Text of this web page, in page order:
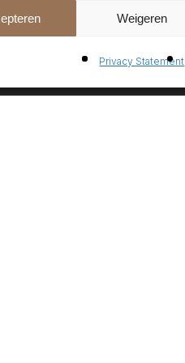
Weigeren
Privacy Statement